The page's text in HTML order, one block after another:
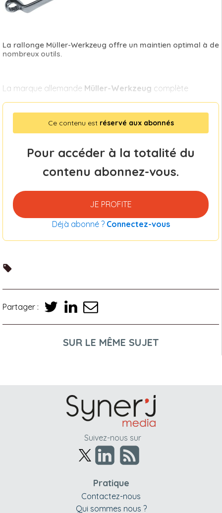
La rallonge Müller-Werkzeug offre un maintien optimal à de
nombreux outils.
La marque allemande Müller-Werkzeug complète
Ce contenu est réservé aux abonnés
Pour accéder à la totalité du
contenu abonnez-vous.
JE PROFITE
Déjà abonné ? Connectez-vous
Partager :
SUR LE MÊME SUJET
Suivez-nous sur
Pratique
Contactez-nous
Qui sommes nous ?